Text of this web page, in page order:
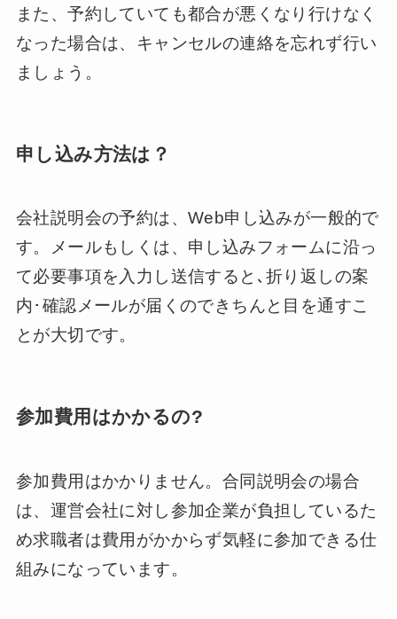
また、予約していても都合が悪くなり行けなく
なった場合は、キャンセルの連絡を忘れず行い
ましょう。
申し込み方法は？
会社説明会の予約は、Web申し込みが一般的で
す。メールもしくは、申し込みフォームに沿っ
て必要事項を入力し送信すると､折り返しの案
内･確認メールが届くのできちんと目を通すこ
とが大切です。
参加費用はかかるの?
参加費用はかかりません。合同説明会の場合
は、運営会社に対し参加企業が負担しているた
め求職者は費用がかからず気軽に参加できる仕
組みになっています。